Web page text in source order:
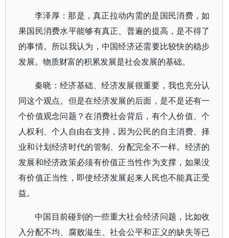
李泽厚：那是，真正拉动内需的是国民消费，如
果国民消费水平能够有真正、普遍的提高，是不得了
的事情。所以我认为，中国经济还需要比较快的稳步
发展。物质财富的积累发展是社会发展的基础。
秦晓：经济基础、经济发展很重要，我也充分认
同这个观点。但是在经济发展的后面，是不是还有一
个价值观念问题？在消费社会背后，有个人价值、个
人权利、个人自由在支持，因为公民的自主消费、择
业和计划经济时代的管制、分配完全不一样。经济的
发展和经济政策必须有价值正当性作为支撑，如果没
有价值正当性，即使经济发展起来人民也不能真正受
益。
中国目前碰到的一些重大社会经济问题，比如收
入分配不均、腐败滋生、社会公平和正义的缺失等已